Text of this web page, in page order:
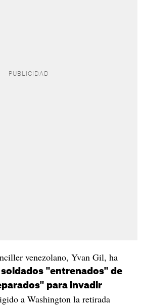
venezolano, Yvan Gil, ha
"entrenados" de
para invadir
a Washington la retirada